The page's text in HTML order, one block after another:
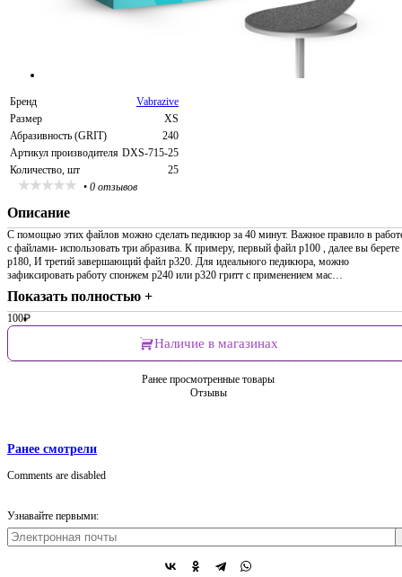
Бренд
Vabrazive
Размер
XS
Абразивность (GRIT)
240
Артикул производителя DXS-715-25
Количество, шт
25
• 0 отзывов
Описание
С помощью этих файлов можно сделать педикюр за 40 минут. Важное правило в
с файлами- использовать три абразива. К примеру, первый файл p100 , далее вы берете
p180, И третий завершающий файл p320. Для идеального педикюра, можно
зафиксировать работу спонжем p240 или p320 гритт с применением мас…
Показать полностью +
100₽
Наличие в магазинах
Ранее просмотренные товары
Отзывы
Ранее смотрели
Comments are disabled
Узнавайте первыми: